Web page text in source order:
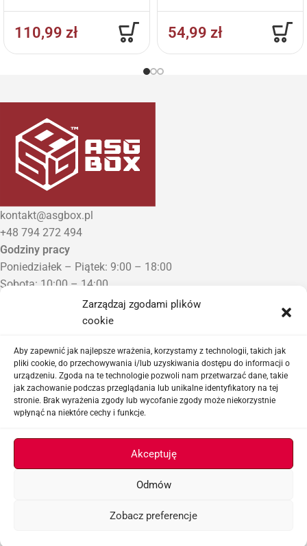
Zarządzaj zgodami plików
cookie
Aby zapewnić jak najlepsze wrażenia, korzystamy z technologii, takich jak
pliki cookie, do przechowywania i/lub uzyskiwania dostępu do informacji o
urządzeniu. Zgoda na te technologie pozwoli nam przetwarzać dane, takie
jak zachowanie podczas przeglądania lub unikalne identyfikatory na tej
stronie. Brak wyrażenia zgody lub wycofanie zgody może niekorzystnie
wpłynąć na niektóre cechy i funkcje.
Akceptuję
Odmów
Zobacz preferencje
110,99 zł 54,99 zł
kontakt@asgbox.pl
+48 794 272 494
Godziny pracy
Poniedziałek – Piątek: 9:00 – 18:00
Sobota: 10:00 – 14:00
Niedziela: Zamknięte
Punkt Odbioru zamówień
Proszę o wcześniejszy kontakt telefoniczny
Sklep airsoftowy i serwis replik ASG